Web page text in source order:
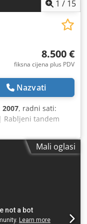
1 / 15
8.500 €
fiksna cijena plus PDV
Nazvati
2007, radni sati:
Rabljeni tandem
🚛 Dostava
kalkulator
odmah za 8.500
pri isporuci moguće
neovisni
i nema posebnih
Mali oglasi